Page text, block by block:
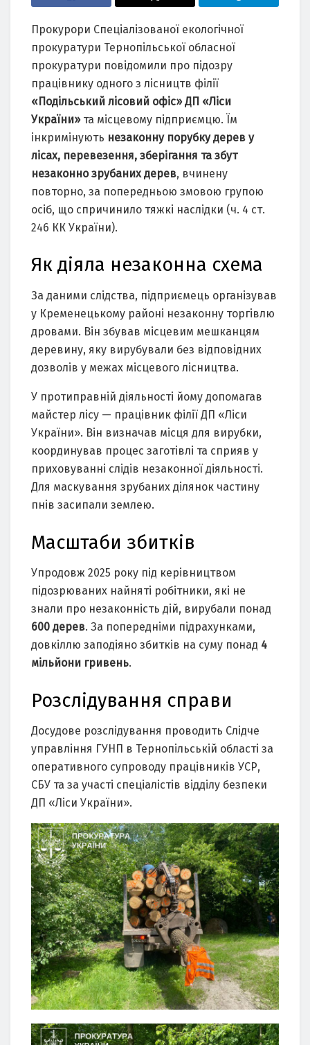
Прокурори Спеціалізованої екологічної
прокуратури Тернопільської обласної
прокуратури повідомили про підозру
працівнику одного з лісництв філії
«Подільський лісовий офіс» ДП «Ліси
України»та місцевому підприємцю. Їм
інкримінують незаконну порубку дерев у
лісах, перевезення, зберігання та збут
незаконно зрубаних дерев, вчинену
повторно, за попередньою змовою групою
осіб, що спричинило тяжкі наслідки (ч. 4 ст.
246 КК України).
Як діяла незаконна схема
За даними слідства, підприємець організував
у Кременецькому районі незаконну торгівлю
дровами. Він збував місцевим мешканцям
деревину, яку вирубували без відповідних
дозволів у межах місцевого лісництва.
У протиправній діяльності йому допомагав
майстер лісу — працівник філії ДП «Ліси
України». Він визначав місця для вирубки,
координував процес заготівлі та сприяв у
приховуванні слідів незаконної діяльності.
Для маскування зрубаних ділянок частину
пнів засипали землею.
Масштаби збитків
Упродовж 2025 року під керівництвом
підозрюваних найняті робітники, які не
знали про незаконність дій, вирубали понад
600 дерев. За попередніми підрахунками,
довкіллю заподіяно збитків на суму понад 4
мільйони гривень.
Розслідування справи
Досудове розслідування проводить Слідче
управління ГУНП в Тернопільській області за
оперативного супроводу працівників УСР,
СБУ та за участі спеціалістів відділу безпеки
ДП «Ліси України».